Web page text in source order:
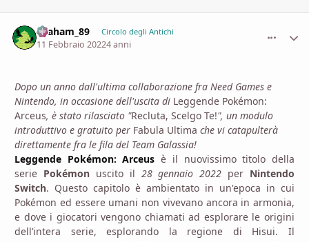
Graham_89 Circolo degli Antichi
11 Febbraio 20224 anni
Dopo un anno dall'ultima collaborazione fra Need Games e
Nintendo, in occasione dell'uscita di Leggende Pokémon:
Arceus, è stato rilasciato "Recluta, Scelgo Te!", un modulo
introduttivo e gratuito per Fabula Ultima che vi catapulterà
direttamente fra le fila del Team Galassia!
Leggende Pokémon: Arceus è il nuovissimo titolo della
serie Pokémon uscito il 28 gennaio 2022 per Nintendo
Switch. Questo capitolo è ambientato in un'epoca in cui
Pokémon ed essere umani non vivevano ancora in armonia,
e dove i giocatori vengono chiamati ad esplorare le origini
dell’intera serie, esplorando la regione di Hisui. Il